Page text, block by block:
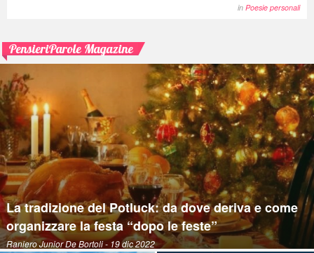
in Poesie personali
PensieriParole Magazine
La tradizione del Potluck: da dove deriva e come
organizzare la festa “dopo le feste”
Raniero Junior De Bortoli- 19 dic 2022